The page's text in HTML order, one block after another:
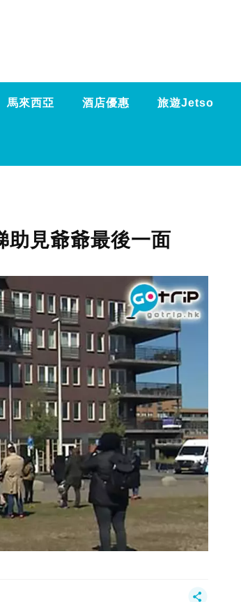
馬來西亞 酒店優惠 旅遊Jetso
助見爺爺最後一面